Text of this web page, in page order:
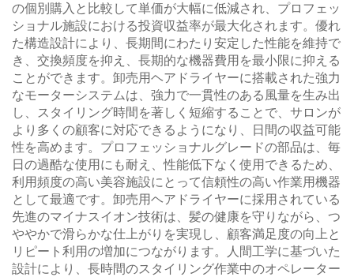
の個別購入と比較して単価が大幅に低減され、プロフェッ
ショナル施設における投資収益率が最大化されます。優れ
た構造設計により、長期間にわたり安定した性能を維持で
き、交換頻度を抑え、長期的な機器費用を最小限に抑える
ことができます。卸売用ヘアドライヤーに搭載された強力
なモーターシステムは、強力で一貫性のある風量を生み出
し、スタイリング時間を著しく短縮することで、サロンが
より多くの顧客に対応できるようになり、日間の収益可能
性を高めます。プロフェッショナルグレードの部品は、毎
日の過酷な使用にも耐え、性能低下なく使用できるため、
利用頻度の高い美容施設にとって信頼性の高い作業用機器
として最適です。卸売用ヘアドライヤーに採用されている
先進のマイナスイオン技術は、髪の健康を守りながら、つ
ややかで滑らかな仕上がりを実現し、顧客満足度の向上と
リピート利用の増加につながります。人間工学に基づいた
設計により、長時間のスタイリング作業中のオペレーター